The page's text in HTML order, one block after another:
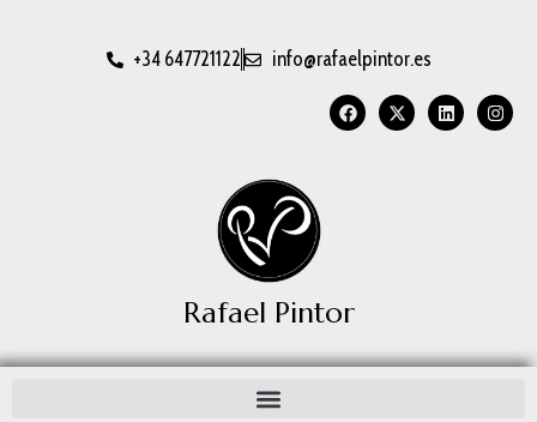
+34 647721122 info@rafaelpintor.es
Rafael Pintor